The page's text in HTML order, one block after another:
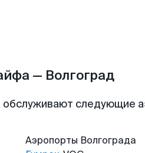
— Волгоград
обслуживают следующие
Аэропорты Волгограда